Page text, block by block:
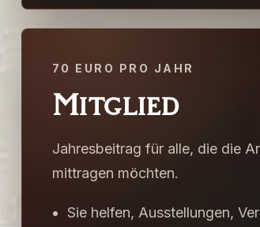
70 EURO PRO JAHR
Mitglied
Jahresbeitrag für alle, die die
mittragen möchten.
Sie helfen, Ausstellungen,